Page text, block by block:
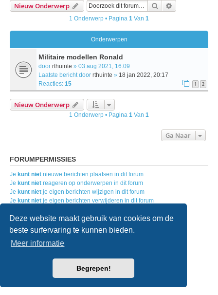
Deze website maakt gebruik van cookies om de
beste surfervaring te kunnen bieden.
Meer informatie
Begrepen!
Nieuw Onderwerp Zoek
1 Onderwerp • Pagina 1 Van 1
Onderwerpen
Militaire modellen Ronald
door rthuinte » 03 aug 2021, 16:09
Laatste bericht door rthuinte » 18 jan 2022, 20:17
Reacties: 15 1 2
Nieuw Onderwerp
1 Onderwerp • Pagina 1 Van 1
Ga Naar
FORUMPERMISSIES
Je kunt niet nieuwe berichten plaatsen in dit forum
Je kunt niet reageren op onderwerpen in dit forum
Je kunt niet je eigen berichten wijzigen in dit forum
Je kunt niet je eigen berichten verwijderen in dit forum
Home Forumoverzicht
phpBB.nl